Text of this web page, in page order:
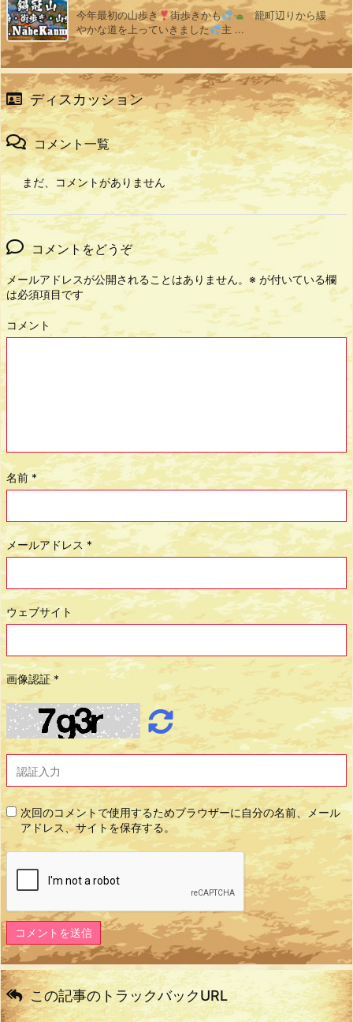
今年最初の山歩き 街歩きかも
籠町辺りから緩
やかな道を上っていきました
主 ...
ディスカッション
コメント一覧
まだ、コメントがありません
コメントをどうぞ
メールアドレスが公開されることはありません。 ※ が付いている欄
は必須項目です
コメント
名前 *
メールアドレス *
ウェブサイト
画像認証 *
次回のコメントで使用するためブラウザーに自分の名前、メール
アドレス、サイトを保存する。
この記事のトラックバックURL